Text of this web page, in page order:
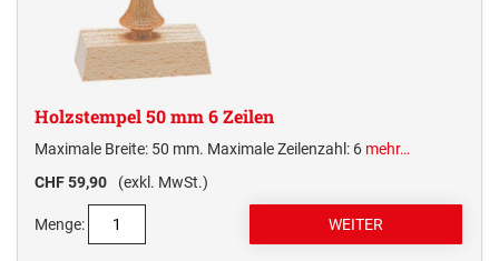
Holzstempel 50 mm 6 Zeilen
Maximale Breite: 50 mm. Maximale Zeilenzahl: 6 mehr…
CHF 59,90
(exkl. MwSt.)
Menge: